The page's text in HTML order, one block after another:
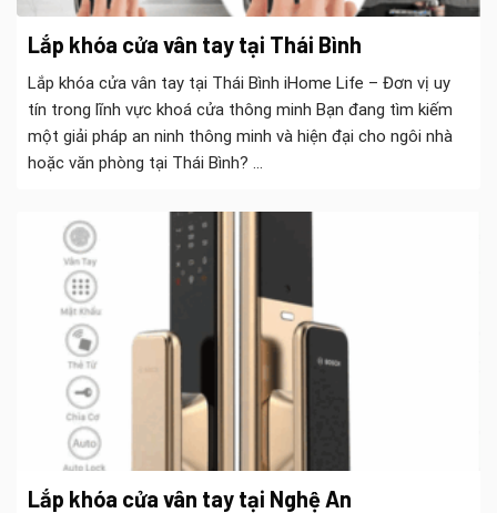
Lắp khóa cửa vân tay tại Thái Bình
Lắp khóa cửa vân tay tại Thái Bình iHome Life – Đơn vị uy
tín trong lĩnh vực khoá cửa thông minh Bạn đang tìm kiếm
một giải pháp an ninh thông minh và hiện đại cho ngôi nhà
hoặc văn phòng tại Thái Bình? ...
Lắp khóa cửa vân tay tại Nghệ An